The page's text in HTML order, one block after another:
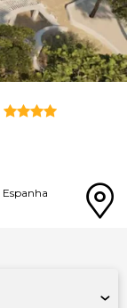
Espanha